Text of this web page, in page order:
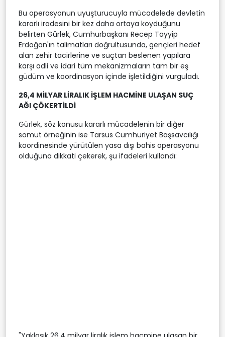
Bu operasyonun uyuşturucuyla mücadelede devletin
kararlı iradesini bir kez daha ortaya koyduğunu
belirten Gürlek, Cumhurbaşkanı Recep Tayyip
Erdoğan'ın talimatları doğrultusunda, gençleri hedef
alan zehir tacirlerine ve suçtan beslenen yapılara
karşı adli ve idari tüm mekanizmaların tam bir eş
güdüm ve koordinasyon içinde işletildiğini vurguladı.
26,4 MİLYAR LİRALIK İŞLEM HACMİNE ULAŞAN SUÇ
AĞI ÇÖKERTİLDİ
Gürlek, söz konusu kararlı mücadelenin bir diğer
somut örneğinin ise Tarsus Cumhuriyet Başsavcılığı
koordinesinde yürütülen yasa dışı bahis operasyonu
olduğuna dikkati çekerek, şu ifadeleri kullandı: